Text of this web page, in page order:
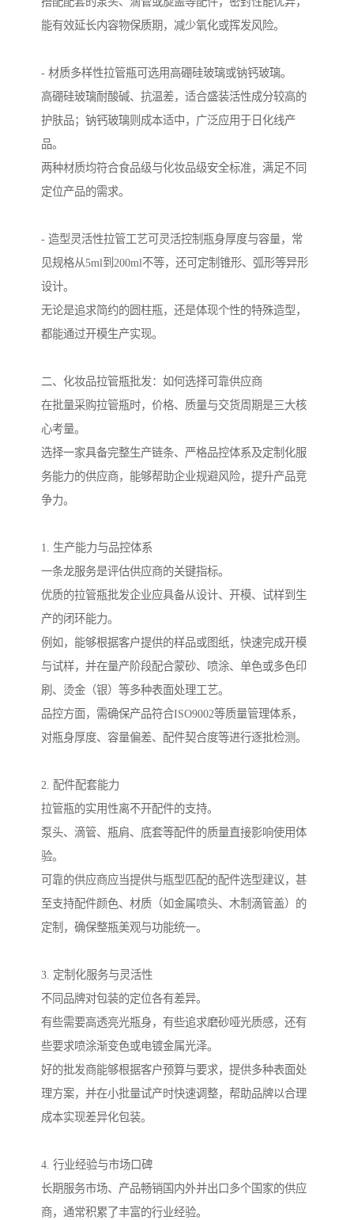
能有效延长内容物保质期，减少氧化或挥发风险。
- 材质多样性拉管瓶可选用高硼硅玻璃或钠钙玻璃。
高硼硅玻璃耐酸碱、抗温差，适合盛装活性成分较高的
护肤品；钠钙玻璃则成本适中，广泛应用于日化线产
品。
两种材质均符合食品级与化妆品级安全标准，满足不同
定位产品的需求。
- 造型灵活性拉管工艺可灵活控制瓶身厚度与容量，常
见规格从5ml到200ml不等，还可定制锥形、弧形等异形
设计。
无论是追求简约的圆柱瓶，还是体现个性的特殊造型，
都能通过开模生产实现。
二、化妆品拉管瓶批发：如何选择可靠供应商
在批量采购拉管瓶时，价格、质量与交货周期是三大核
心考量。
选择一家具备完整生产链条、严格品控体系及定制化服
务能力的供应商，能够帮助企业规避风险，提升产品竞
争力。
1. 生产能力与品控体系
一条龙服务是评估供应商的关键指标。
优质的拉管瓶批发企业应具备从设计、开模、试样到生
产的闭环能力。
例如，能够根据客户提供的样品或图纸，快速完成开模
与试样，并在量产阶段配合蒙砂、喷涂、单色或多色印
刷、烫金（银）等多种表面处理工艺。
品控方面，需确保产品符合ISO9002等质量管理体系，
对瓶身厚度、容量偏差、配件契合度等进行逐批检测。
2. 配件配套能力
拉管瓶的实用性离不开配件的支持。
泵头、滴管、瓶肩、底套等配件的质量直接影响使用体
验。
可靠的供应商应当提供与瓶型匹配的配件选型建议，甚
至支持配件颜色、材质（如金属喷头、木制滴管盖）的
定制，确保整瓶美观与功能统一。
3. 定制化服务与灵活性
不同品牌对包装的定位各有差异。
有些需要高透亮光瓶身，有些追求磨砂哑光质感，还有
些要求喷涂渐变色或电镀金属光泽。
好的批发商能够根据客户预算与要求，提供多种表面处
理方案，并在小批量试产时快速调整，帮助品牌以合理
成本实现差异化包装。
4. 行业经验与市场口碑
长期服务市场、产品畅销国内外并出口多个国家的供应
商，通常积累了丰富的行业经验。